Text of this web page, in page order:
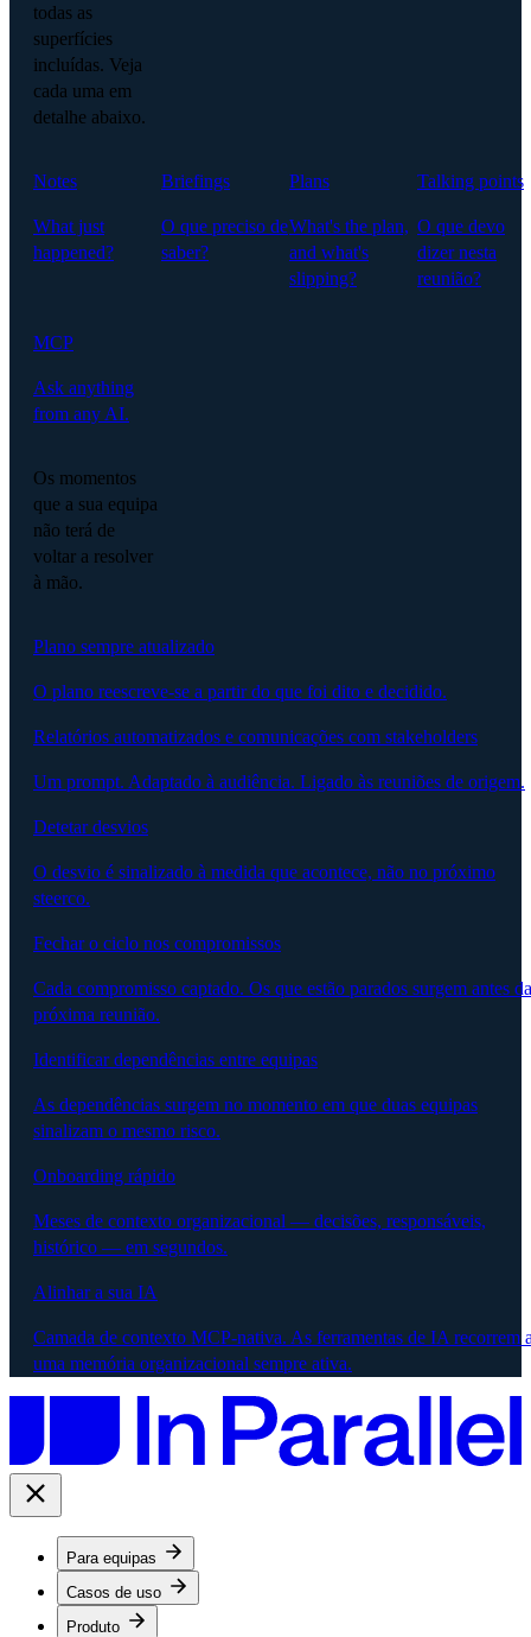
todas as
superfícies
incluídas. Veja
cada uma em
detalhe abaixo.
Notes
What just
happened?
Briefings
O que preciso de
saber?
Plans
What's the plan,
and what's
slipping?
Talking points
O que devo
dizer nesta
reunião?
MCP
Ask anything
from any AI.
Os momentos
que a sua equipa
não terá de
voltar a resolver
à mão.
Plano sempre atualizado
O plano reescreve-se a partir do que foi dito e decidido.
Relatórios automatizados e comunicações com stakeholders
Um prompt. Adaptado à audiência. Ligado às reuniões de origem.
Detetar desvios
O desvio é sinalizado à medida que acontece, não no próximo
steerco.
Fechar o ciclo nos compromissos
Cada compromisso captado. Os que estão parados surgem antes da
próxima reunião.
Identificar dependências entre equipas
As dependências surgem no momento em que duas equipas
sinalizam o mesmo risco.
Onboarding rápido
Meses de contexto organizacional — decisões, responsáveis,
histórico — em segundos.
Alinhar a sua IA
Camada de contexto MCP-nativa. As ferramentas de IA recorrem
uma memória organizacional sempre ativa.
Para equipas
Casos de uso
Produto